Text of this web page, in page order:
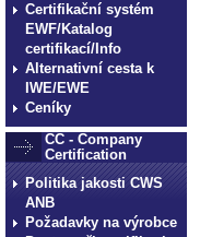
Certifikační systém
EWF/Katalog
certifikací/Info
Alternativní cesta k
IWE/EWE
Ceníky
CC - Company
Certification
Politika jakosti CWS
ANB
Požadavky na výrobce